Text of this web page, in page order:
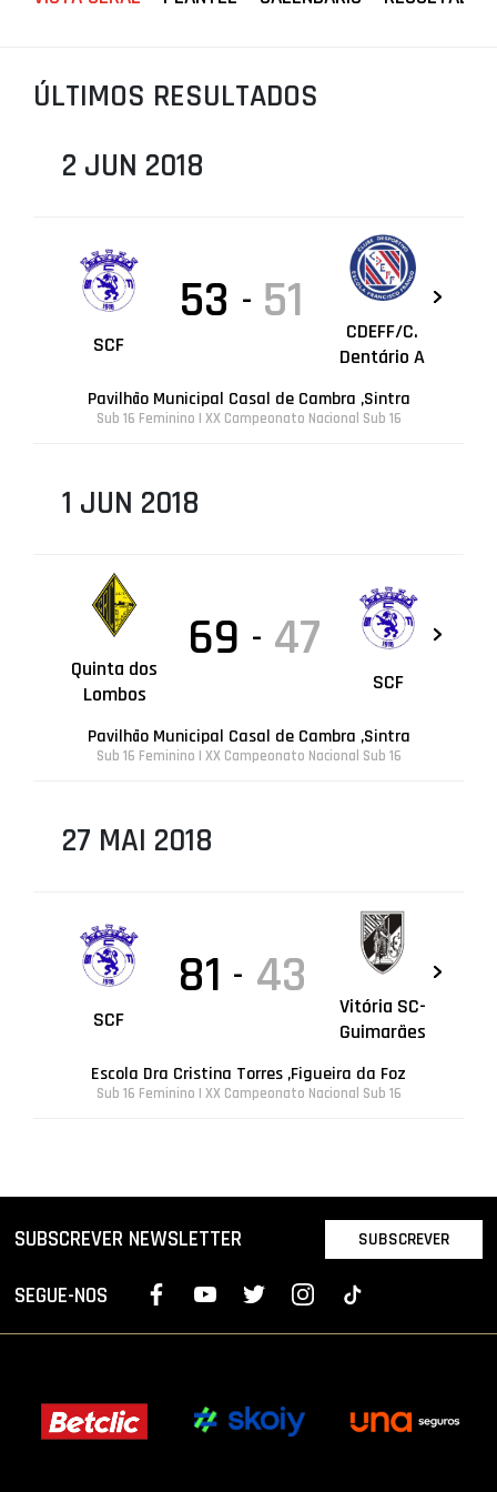
LIGA BETCLIC MASCULINA
LIGA BETCLIC FEMININA
ÚLTIMOS RESULTADOS
2 JUN 2018
SCF
53 - 51
CDEFF/C.
Dentário A
Pavilhão Municipal Casal de Cambra ,Sintra
Sub 16 Feminino | XX Campeonato Nacional Sub 16
1 JUN 2018
Quinta dos
Lombos
69 - 47
SCF
Pavilhão Municipal Casal de Cambra ,Sintra
Sub 16 Feminino | XX Campeonato Nacional Sub 16
27 MAI 2018
SCF
81 - 43
Vitória SC-
Guimarães
Escola Dra Cristina Torres ,Figueira da Foz
Sub 16 Feminino | XX Campeonato Nacional Sub 16
SUBSCREVER NEWSLETTER SUBSCREVER
SEGUE-NOS